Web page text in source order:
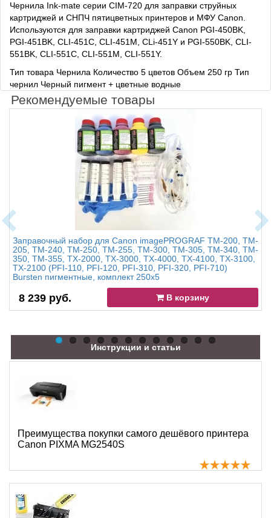
Чернила Ink-mate серии CIM-720 для заправки струйных
картриджей и СНПЧ пятицветных принтеров и МФУ Canon.
Используются для заправки картриджей Canon PGI-450BK,
PGI-451BK, CLI-451C, CLI-451M, CLi-451Y и PGI-550BK, CLI-
551BK, CLI-551C, CLI-551M, CLI-551Y.
Тип товара Чернила Количество 5 цветов Объем 250 гр Тип
чернил Черный пигмент + цветные водные
Рекомендуемые товары
Заправочный набор для Canon imagePROGRAF TM-200, TM-
205, TM-240, TM-250, TM-255, TM-300, TM-305, TM-340, TM-
350, TM-355, TX-2000, TX-3000, TX-4000, TX-4100, TX-3100,
TX-2100 (PFI-110, PFI-120, PFI-310, PFI-320, PFI-710)
Bursten пигментные, комплект 250x5
8 239 руб. В корзину
Инструкции и статьи
Преимущества покупки самого дешёвого принтера
Canon PIXMA MG2540S